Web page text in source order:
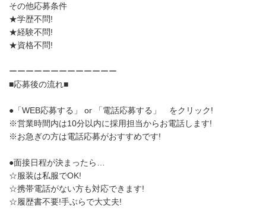
その他応募条件
★学歴不問!
★経験不問!
★資格不問!
ーーーーーーーーーーーーー
■応募後の流れ■
●「WEB応募する」 or 「電話応募する」 をクリック!
※営業時間内は10分以内に採用担当からお電話します!
※お急ぎの方は電話応募がおすすめです!
●面接日程が決まったら…
☆服装は私服でOK!
☆携帯電話がない方も対応できます!
☆履歴書不要!手ぶらで大丈夫!